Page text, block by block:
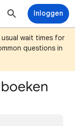
Inloggen
wait times for
questions in